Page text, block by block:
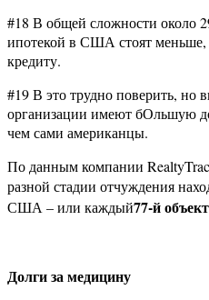
#18 В общей сложности около
ипотекой в США стоят
кредиту.
#19 В это трудно поверить,
организации имеют бОльшую
чем сами американцы.
По данным компании
разной стадии отчуждения
США – или каждый77-й
Долги за медицину